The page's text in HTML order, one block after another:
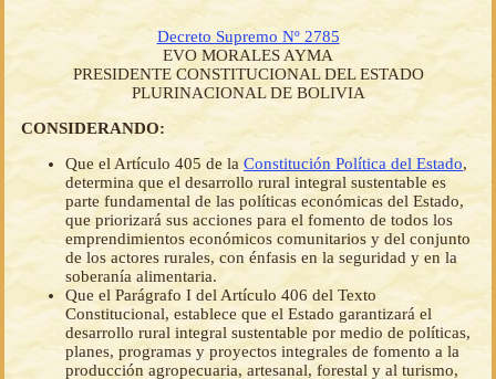
Decreto Supremo Nº 2785
EVO MORALES AYMA
PRESIDENTE CONSTITUCIONAL DEL ESTADO
PLURINACIONAL DE BOLIVIA
CONSIDERANDO:
Que el Artículo 405 de la Constitución Política del Estado,
determina que el desarrollo rural integral sustentable es
parte fundamental de las políticas económicas del Estado,
que priorizará sus acciones para el fomento de todos los
emprendimientos económicos comunitarios y del conjunto
de los actores rurales, con énfasis en la seguridad y en la
soberanía alimentaria.
Que el Parágrafo I del Artículo 406 del Texto
Constitucional, establece que el Estado garantizará el
desarrollo rural integral sustentable por medio de políticas,
planes, programas y proyectos integrales de fomento a la
producción agropecuaria, artesanal, forestal y al turismo,